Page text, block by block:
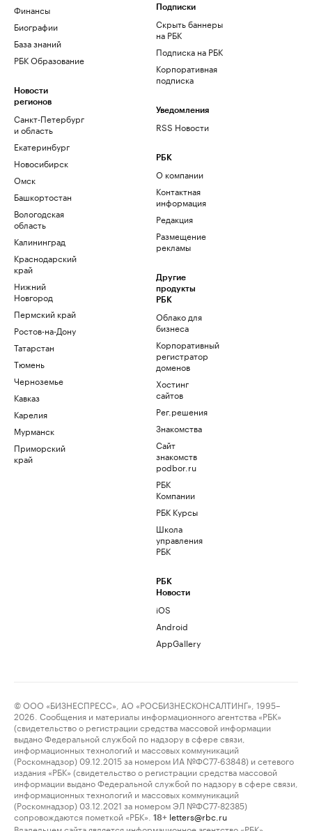
Финансы
Биографии
База знаний
РБК Образование
Новости
регионов
Санкт-Петербург
и область
Екатеринбург
Новосибирск
Омск
Башкортостан
Вологодская
область
Калининград
Краснодарский
край
Нижний
Новгород
Пермский край
Ростов-на-Дону
Татарстан
Тюмень
Черноземье
Кавказ
Карелия
Мурманск
Приморский
край
Подписки
Скрыть баннеры
на РБК
Подписка на РБК
Корпоративная
подписка
Уведомления
RSS Новости
РБК
О компании
Контактная
информация
Редакция
Размещение
рекламы
Другие
продукты
РБК
Облако для
бизнеса
Корпоративный
регистратор
доменов
Хостинг
сайтов
Рег.решения
Знакомства
Сайт
знакомств
podbor.ru
РБК
Компании
РБК Курсы
Школа
управления
РБК
РБК
Новости
iOS
Android
AppGallery
© ООО «БИЗНЕСПРЕСС», АО «РОСБИЗНЕСКОНСАЛТИНГ», 1995–
2026. Сообщения и материалы информационного агентства «РБК»
(свидетельство о регистрации средства массовой информации
выдано Федеральной службой по надзору в сфере связи,
информационных технологий и массовых коммуникаций
(Роскомнадзор) 09.12.2015 за номером ИА №ФС77-63848) и сетевого
издания «РБК» (свидетельство о регистрации средства массовой
информации выдано Федеральной службой по надзору в сфере связи,
информационных технологий и массовых коммуникаций
(Роскомнадзор) 03.12.2021 за номером ЭЛ №ФС77-82385)
сопровождаются пометкой «РБК».
18+ letters@rbc.ru